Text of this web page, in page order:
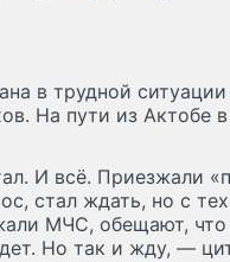
в трудной
На пути из Актобе
И всё. Приезжали
стал ждать, но с
МЧС, обещают, что
Но так и жду, —